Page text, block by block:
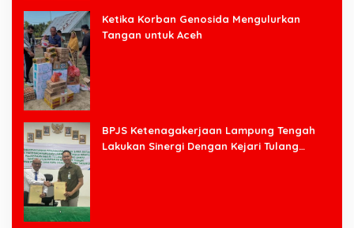
Ketika Korban Genosida Mengulurkan
Tangan untuk Aceh
BPJS Ketenagakerjaan Lampung Tengah
Lakukan Sinergi Dengan Kejari Tulang